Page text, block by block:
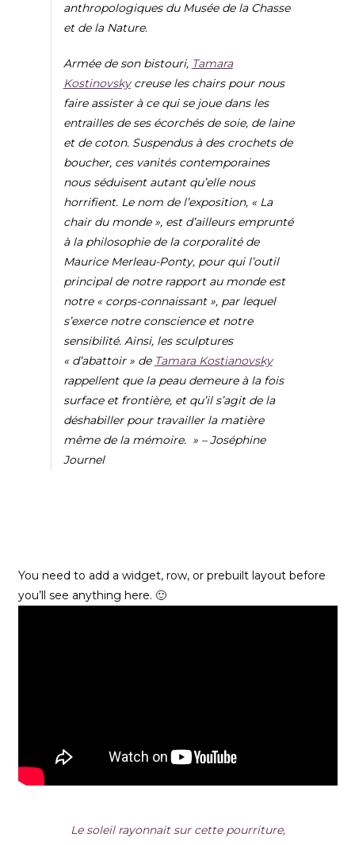
anthropologiques du Musée de la Chasse
et de la Nature.
Armée de son bistouri, Tamara
Kostinovskycreuse les chairs pour nous
faire assister à ce qui se joue dans les
entrailles de ses écorchés de soie, de laine
et de coton. Suspendus à des crochets de
boucher, ces vanités contemporaines
nous séduisent autant qu’elle nous
horrifient. Le nom de l’exposition, « La
chair du monde », est d’ailleurs emprunté
à la philosophie de la corporalité de
Maurice Merleau-Ponty, pour qui l’outil
principal de notre rapport au monde est
notre « corps-connaissant », par lequel
s’exerce notre conscience et notre
sensibilité. Ainsi, les sculptures
« d’abattoir » de Tamara Kostianovsky
rappellent que la peau demeure à la fois
surface et frontière, et qu’il s’agit de la
déshabiller pour travailler la matière
même de la mémoire. » – Joséphine
Journel
You need to add a widget, row, or prebuilt layout before
you’ll see anything here. 🙂
Le soleil rayonnait sur cette pourriture,